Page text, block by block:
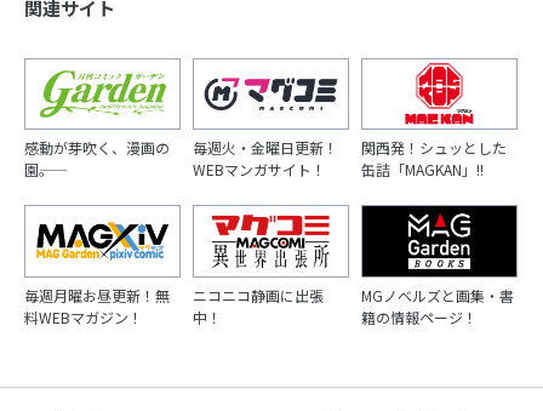
関連サイト
感動が芽吹く、漫画の
園――。
毎週火・金曜日更新！
WEBマンガサイト！
関西発！シュッとした
缶詰「MAGKAN」!!
毎週月曜お昼更新！無
料WEBマガジン！
ニコニコ静画に出張
中！
MGノベルズと画集・書
籍の情報ページ！